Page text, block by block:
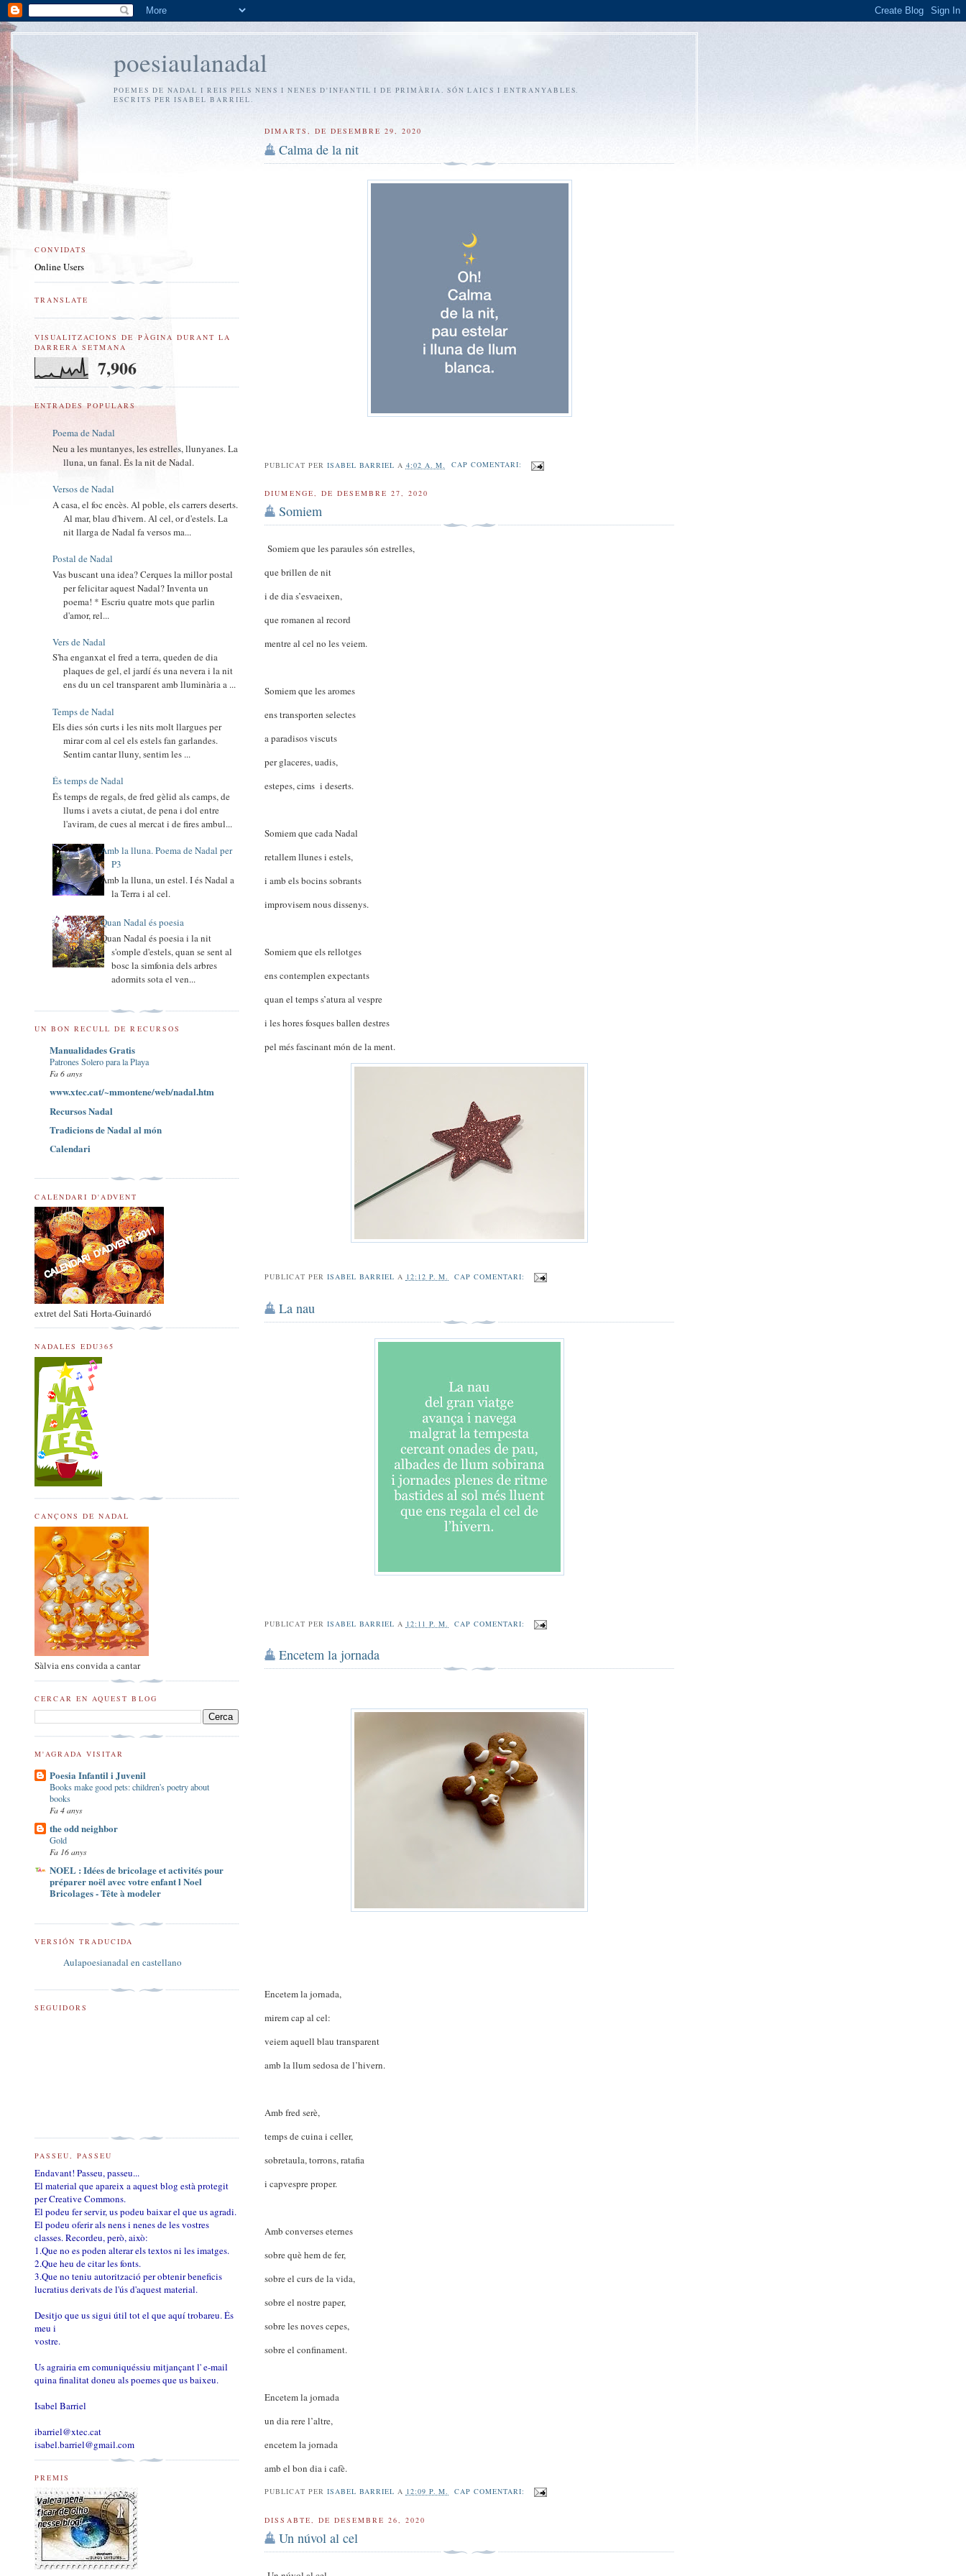
poesiaulanadal
POEMES DE NADAL I REIS PELS NENS I NENES D'INFANTIL I DE PRIMÀRIA. SÓN LAICS I ENTRANYABLES.
ESCRITS PER ISABEL BARRIEL.
DIMARTS, DE DESEMBRE 29, 2020
Calma de la nit
PUBLICAT PER ISABEL BARRIEL A 4:02 A. M. CAP COMENTARI:
DIUMENGE, DE DESEMBRE 27, 2020
Somiem
Somiem que les paraules són estrelles,
que brillen de nit
i de dia s’esvaeixen,
que romanen al record
mentre al cel no les veiem.
Somiem que les aromes
ens transporten selectes
a paradisos viscuts
per glaceres, uadis,
estepes, cims i deserts.
Somiem que cada Nadal
retallem llunes i estels,
i amb els bocins sobrants
improvisem nous dissenys.
Somiem que els rellotges
ens contemplen expectants
quan el temps s’atura al vespre
i les hores fosques ballen destres
pel més fascinant món de la ment.
PUBLICAT PER ISABEL BARRIEL A 12:12 P. M. CAP COMENTARI:
La nau
PUBLICAT PER ISABEL BARRIEL A 12:11 P. M. CAP COMENTARI:
Encetem la jornada
Encetem la jornada,
mirem cap al cel:
veiem aquell blau transparent
amb la llum sedosa de l’hivern.
Amb fred serè,
temps de cuina i celler,
sobretaula, torrons, ratafia
i capvespre proper.
Amb converses eternes
sobre què hem de fer,
sobre el curs de la vida,
sobre el nostre paper,
sobre les noves cepes,
sobre el confinament.
Encetem la jornada
un dia rere l’altre,
encetem la jornada
amb el bon dia i cafè.
PUBLICAT PER ISABEL BARRIEL A 12:09 P. M. CAP COMENTARI:
DISSABTE, DE DESEMBRE 26, 2020
Un núvol al cel
CONVIDATS
Online Users
TRANSLATE
VISUALITZACIONS DE PÀGINA DURANT LA
DARRERA SETMANA
7,906
ENTRADES POPULARS
Poema de Nadal
Neu a les muntanyes, les estrelles, llunyanes. La
lluna, un fanal. És la nit de Nadal.
Versos de Nadal
A casa, el foc encès. Al poble, els carrers deserts.
Al mar, blau d'hivern. Al cel, or d'estels. La
nit llarga de Nadal fa versos ma...
Postal de Nadal
Vas buscant una idea? Cerques la millor postal
per felicitar aquest Nadal? Inventa un
poema! * Escriu quatre mots que parlin
d'amor, rel...
Vers de Nadal
S'ha enganxat el fred a terra, queden de dia
plaques de gel, el jardí és una nevera i la nit
ens du un cel transparent amb lluminària a ...
Temps de Nadal
Els dies són curts i les nits molt llargues per
mirar com al cel els estels fan garlandes.
Sentim cantar lluny, sentim les ...
És temps de Nadal
És temps de regals, de fred gèlid als camps, de
llums i avets a ciutat, de pena i dol entre
l'aviram, de cues al mercat i de fires ambul...
Amb la lluna. Poema de Nadal per
P3
Amb la lluna, un estel. I és Nadal a
la Terra i al cel.
Quan Nadal és poesia
Quan Nadal és poesia i la nit
s'omple d'estels, quan se sent al
bosc la simfonia dels arbres
adormits sota el ven...
UN BON RECULL DE RECURSOS
Manualidades Gratis
Patrones Solero para la Playa
Fa 6 anys
www.xtec.cat/~mmontene/web/nadal.htm
Recursos Nadal
Tradicions de Nadal al món
Calendari
CALENDARI D'ADVENT
extret del Sati Horta-Guinardó
NADALES EDU365
CANÇONS DE NADAL
Sàlvia ens convida a cantar
CERCAR EN AQUEST BLOG
M'AGRADA VISITAR
Poesia Infantil i Juvenil
Books make good pets: children's poetry about
books
Fa 4 anys
the odd neighbor
Gold
Fa 16 anys
NOEL : Idées de bricolage et activités pour
préparer noël avec votre enfant l Noel
Bricolages - Tête à modeler
VERSIÓN TRADUCIDA
Aulapoesianadal en castellano
SEGUIDORS
PASSEU, PASSEU
Endavant! Passeu, passeu...
El material que apareix a aquest blog està protegit
per Creative Commons.
El podeu fer servir, us podeu baixar el que us agradi.
El podeu oferir als nens i nenes de les vostres
classes. Recordeu, però, això:
1.Que no es poden alterar els textos ni les imatges.
2.Que heu de citar les fonts.
3.Que no teniu autorització per obtenir beneficis
lucratius derivats de l'ús d'aquest material.
Desitjo que us sigui útil tot el que aquí trobareu. És
meu i
vostre.
Us agrairia em comuniquéssiu mitjançant l' e-mail
quina finalitat doneu als poemes que us baixeu.
Isabel Barriel
ibarriel@xtec.cat
isabel.barriel@gmail.com
PREMIS